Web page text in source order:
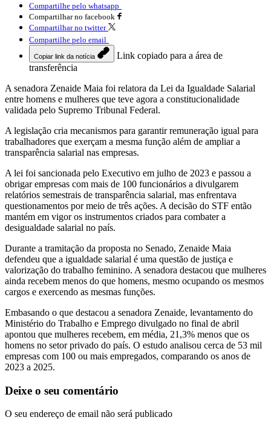
Compartilhe pelo whatsapp
Compartilhar no facebook
Compartilhar no twitter
Compartilhe pelo email
Copiar link da notícia
Link copiado para a área de
transferência
A senadora Zenaide Maia foi relatora da Lei da Igualdade Salarial
entre homens e mulheres que teve agora a constitucionalidade
validada pelo Supremo Tribunal Federal.
A legislação cria mecanismos para garantir remuneração igual para
trabalhadores que exerçam a mesma função além de ampliar a
transparência salarial nas empresas.
A lei foi sancionada pelo Executivo em julho de 2023 e passou a
obrigar empresas com mais de 100 funcionários a divulgarem
relatórios semestrais de transparência salarial, mas enfrentava
questionamentos por meio de três ações. A decisão do STF então
mantém em vigor os instrumentos criados para combater a
desigualdade salarial no país.
Durante a tramitação da proposta no Senado, Zenaide Maia
defendeu que a igualdade salarial é uma questão de justiça e
valorização do trabalho feminino. A senadora destacou que mulheres
ainda recebem menos do que homens, mesmo ocupando os mesmos
cargos e exercendo as mesmas funções.
Embasando o que destacou a senadora Zenaide, levantamento do
Ministério do Trabalho e Emprego divulgado no final de abril
apontou que mulheres recebem, em média, 21,3% menos que os
homens no setor privado do país. O estudo analisou cerca de 53 mil
empresas com 100 ou mais empregados, comparando os anos de
2023 a 2025.
Deixe o seu comentário
O seu endereço de email não será publicado